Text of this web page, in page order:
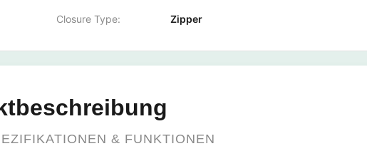
Closure Type: Zipper
& FUNKTIONEN